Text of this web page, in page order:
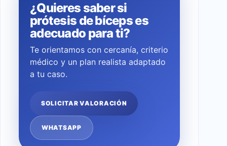
¿Quieres saber si
prótesis de bíceps es
adecuado para ti?
Te orientamos con cercanía, criterio
médico y un plan realista adaptado
a tu caso.
SOLICITAR VALORACIÓN
WHATSAPP